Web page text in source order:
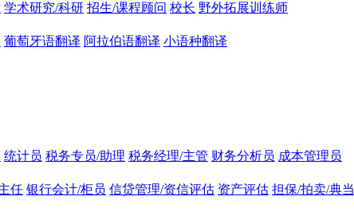
学术研究/科研 招生/课程顾问 校长 野外拓展训练师
葡萄牙语翻译 阿拉伯语翻译 小语种翻译
统计员 税务专员/助理 税务经理/主管 财务分析员 成本管理员
任 银行会计/柜员 信贷管理/资信评估 资产评估 担保/拍卖/典当